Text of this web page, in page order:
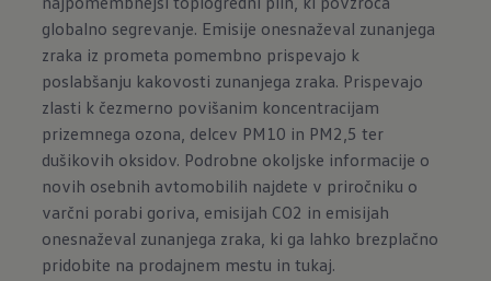
globalno segrevanje. Emisije onesnaževal zunanjega
zraka iz prometa pomembno prispevajo k
poslabšanju kakovosti zunanjega zraka. Prispevajo
zlasti k čezmerno povišanim koncentracijam
prizemnega ozona, delcev PM10 in PM2,5 ter
dušikovih oksidov. Podrobne okoljske informacije o
novih osebnih avtomobilih najdete v priročniku o
varčni porabi goriva, emisijah CO2 in emisijah
onesnaževal zunanjega zraka, ki ga lahko brezplačno
pridobite na prodajnem mestu intukaj.